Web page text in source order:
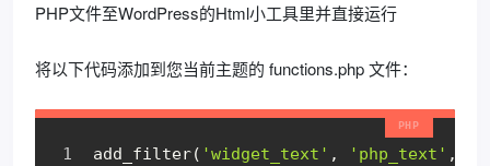
PHP文件至WordPress的Html小工具里并直接运行
将以下代码添加到您当前主题的 functions.php 文件：
add_filter( 'widget_text' , 'php_text' ,